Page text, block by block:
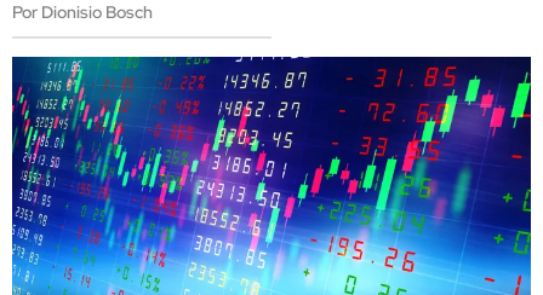
Por Dionisio Bosch